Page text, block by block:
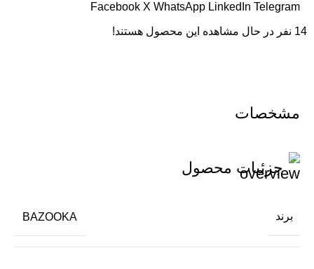
Facebook X WhatsApp LinkedIn Telegram
14 نفر در حال مشاهده این محصول هستند!
مشخصات
جزئیات محصول
برند BAZOOKA